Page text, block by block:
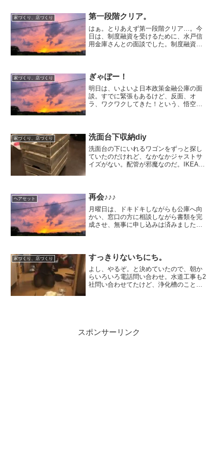
工事の進み具合が気になっ...
家づくり、店づくり 第一段階クリア。
はぁ。とりあえず第一段階クリア…。今
日は、制度融資を受けるために、水戸信
用金庫さんとの面談でした。制度融資の
理解だと多分そう。）つ...
家づくり、店づくり ぎゃぼー！
明日は、いよいよ日本政策金融公庫の面
談。すでに緊張もあるけど、反面、オ
ラ、ワクワクしてきた！という、悟空の
ち物は揃えてかばんに入れて...
家づくり、店づくり 洗面台下収納diy
洗面台の下にいれるワゴンをずっと探し
ていたのだけれど、なかなかジャストサ
イズがない。配管が邪魔なのだ。IKEAを
帰るかね。と思ったら...
ヘアセット 再会♪♪♪
月曜日は、ドキドキしながらも公庫へ向
かい、窓口の方に相談しながら書類を完
成させ、無事に申し込みは済みました
お電話いただきました。早...
家づくり、店づくり すっきりないちにち。
よし、やるぞ。と決めていたので、朝か
らいろいろ電話問い合わせ。水道工事も2
社問い合わせてたけど、浄化槽のことを
スポンサーリンク